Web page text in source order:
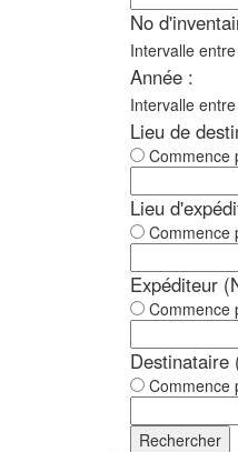
No
Intervalle entre
Année :
Intervalle entre
Lieu de
Commence
Lieu
Commence
Expéditeur
Commence
Destinataire
Commence
Rechercher